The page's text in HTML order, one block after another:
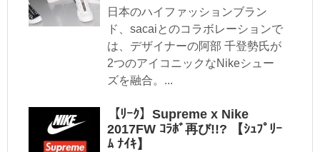
日本のハイファッションブラン
ド、sacaiとのコラボレーションで
は、デザイナーの阿部 千登勢氏が
2つのアイコニックなNikeシュー
ズを融合。...
【ﾘｰｸ】Supreme x Nike
2017FW ｺﾗﾎﾞ再び!!? 【ｼｭﾌﾟﾘｰ
ﾑ ﾅｲｷ】